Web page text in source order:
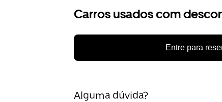
Carros usados com
Entre para
Alguma dúvida?